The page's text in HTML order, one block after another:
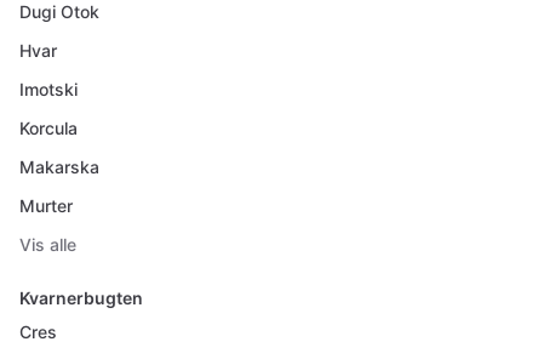
Dugi Otok
Hvar
Imotski
Korcula
Makarska
Murter
Vis alle
Kvarnerbugten
Cres